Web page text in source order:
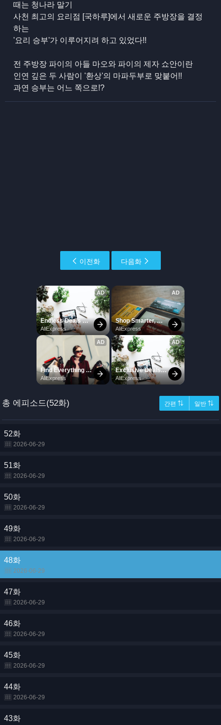
때는 청나라 말기
사천 최고의 요리점 [국하루]에서 새로운 주방장을 결정
하는
'요리 승부'가 이루어지려 하고 있었다!!
전 주방장 파이의 아들 마오와 파이의 제자 쇼안이란
인연 깊은 두 사람이 '환상'의 마파두부로 맞붙어!!
과연 승부는 어느 쪽으로!?
이전화 다음화
총 에피소드(52화) 간편 ⇅ 일반 ⇅
52화
2026-06-29
51화
2026-06-29
50화
2026-06-29
49화
2026-06-29
48화
2026-06-29
47화
2026-06-29
46화
2026-06-29
45화
2026-06-29
44화
2026-06-29
43화